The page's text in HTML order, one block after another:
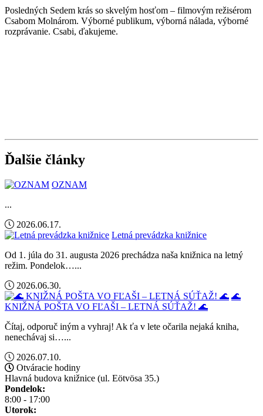
Posledných Sedem krás so skvelým hosťom – filmovým režisérom
Csabom Molnárom. Výborné publikum, výborná nálada, výborné
rozprávanie. Csabi, ďakujeme.
Ďalšie články
OZNAM
...
2026.06.17.
Letná prevádzka knižnice
Od 1. júla do 31. augusta 2026 prechádza naša knižnica na letný
režim. Pondelok…...
2026.06.30.
🌊
KNIŽNÁ POŠTA VO FĽAŠI – LETNÁ SÚŤAŽ! 🌊
Čítaj, odporuč iným a vyhraj! Ak ťa v lete očarila nejaká kniha,
nenechávaj si…...
2026.07.10.
Otváracie hodiny
Hlavná budova knižnice (ul. Eötvösa 35.)
Pondelok:
8:00 - 17:00
Utorok: